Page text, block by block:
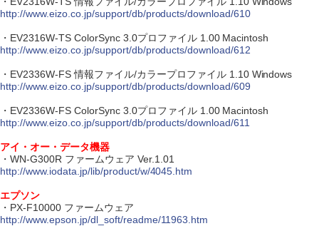
http://www.eizo.co.jp/support/db/products/download/610
・EV2316W-TS ColorSync 3.0プロファイル 1.00 Macintosh
http://www.eizo.co.jp/support/db/products/download/612
・EV2336W-FS 情報ファイル/カラープロファイル 1.10 Windows
http://www.eizo.co.jp/support/db/products/download/609
・EV2336W-FS ColorSync 3.0プロファイル 1.00 Macintosh
http://www.eizo.co.jp/support/db/products/download/611
アイ・オー・データ機器
・WN-G300R ファームウェア Ver.1.01
http://www.iodata.jp/lib/product/w/4045.htm
エプソン
・PX-F10000 ファームウェア
http://www.epson.jp/dl_soft/readme/11963.htm